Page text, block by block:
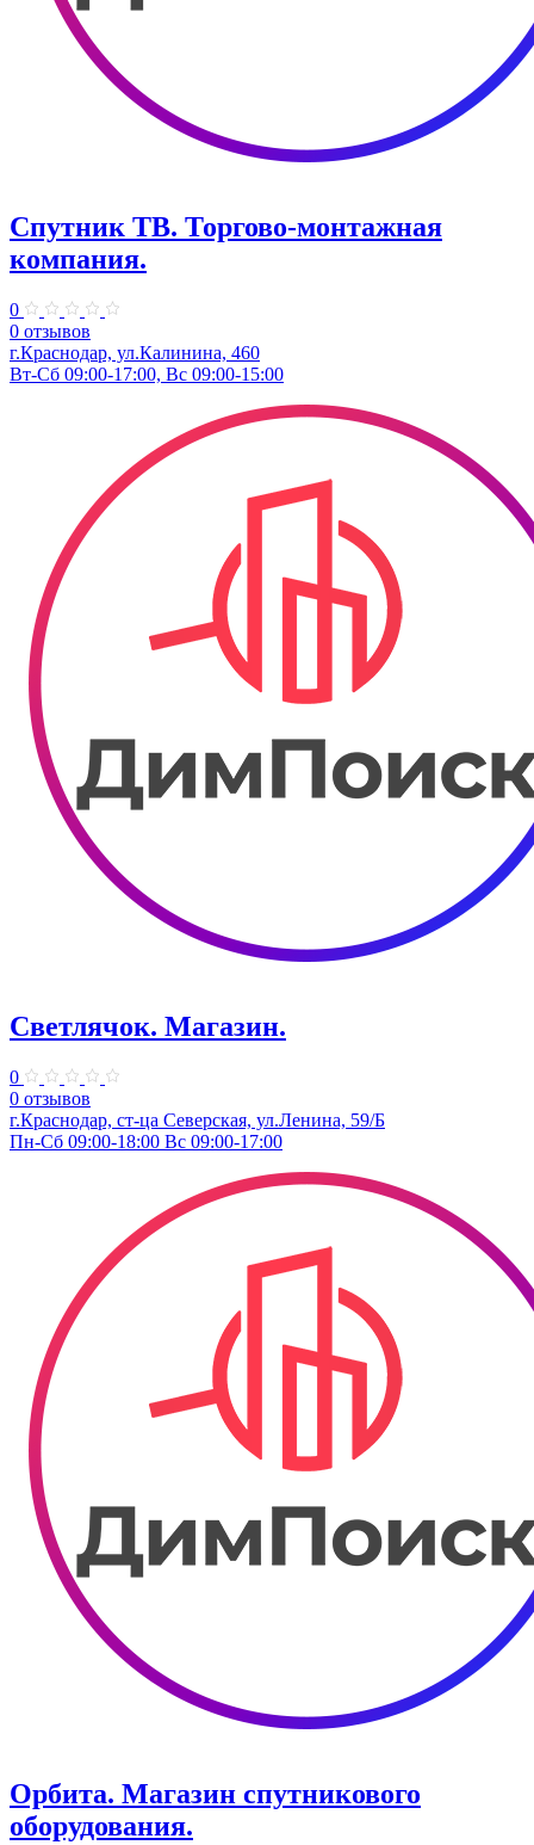
Спутник ТВ. ​Торгово-монтажная
компания.
0
0 отзывов
г.Краснодар, ул.Калинина, 460
Вт-Сб 09:00-17:00, Вс 09:00-15:00
Светлячок. Магазин.
0
0 отзывов
г.Краснодар, ст-ца Северская, ул.Ленина, 59/Б
Пн-Сб 09:00-18:00 Вс 09:00-17:00
Орбита. Магазин спутникового
оборудования.